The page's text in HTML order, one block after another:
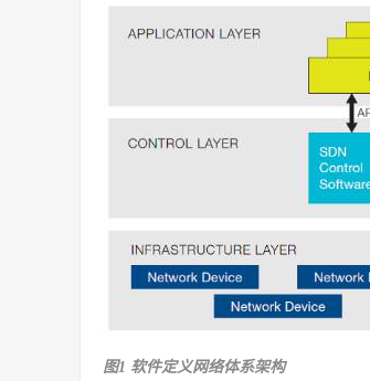
图1 软件定义网络体系架构